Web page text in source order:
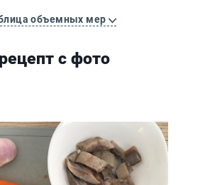
объемных мер
с фото